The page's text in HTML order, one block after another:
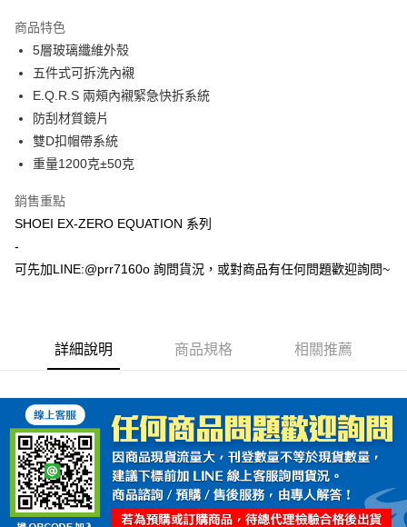
ATM付款
運送方式
全家取貨付款(安全帽一頂以上請選宅配)
每筆NT$60，滿NT$1,000(含以上)免運費
每筆NT$60，滿NT$1,000(含以上)免運費
每筆NT$100，滿NT$1,000(含以上)免運費
商品特色
5層玻璃纖維外殼
五件式可拆洗內襯
E.Q.R.S 兩頰內襯緊急快拆系統
防刮材質鏡片
雙D扣帽帶系統
重量1200克±50克
銷售重點
SHOEI EX-ZERO EQUATION 系列
-
可先加LINE:@prr7160o 詢問貨況，或對商品有任何問題歡迎詢問~
詳細說明 商品規格 相關推薦